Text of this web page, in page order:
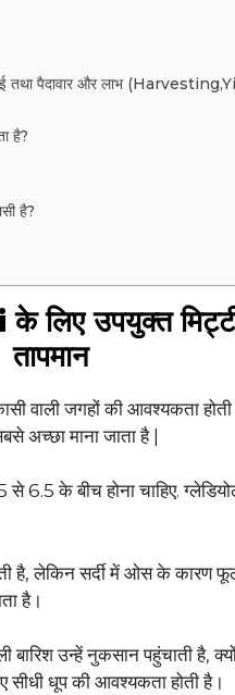
पैदावार और लाभ
है?
है?
उपयुक्त
तापमान
वाली जगहों की आवश्यकता
अच्छा माना जाता है |
6.5 के बीच होना चाहिए.
है, लेकिन सर्दी में ओस के कारण
है।
उन्हें नुकसान पहुंचाती है,
धूप की आवश्यकता होती है।